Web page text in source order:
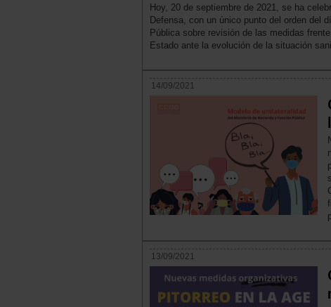
Hoy, 20 de septiembre de 2021, se ha
Defensa, con un único punto del orden del
Pública sobre revisión de las medidas
Estado ante la evolución de la situación
14/09/2021
13/09/2021